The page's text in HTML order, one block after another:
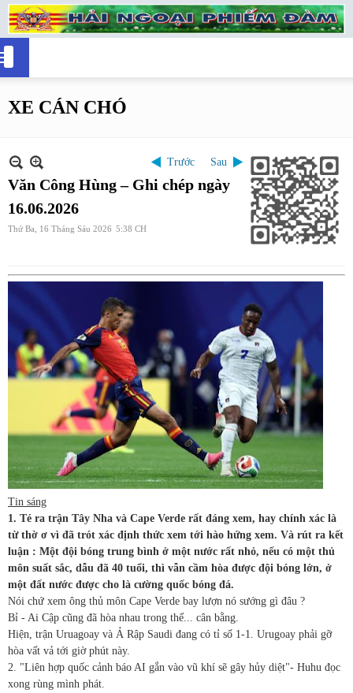
XE CÁN CHÓ
Trước Sau
Văn Công Hùng – Ghi chép ngày
16.06.2026
Thứ Ba, 16 Tháng Sáu 2026 5:38 CH
Tin sáng
1. Té ra trận Tây Nha và Cape Verde rất đáng xem, hay chính xác là
từ thờ ơ vì đã trót xác định thức xem tới hào hứng xem. Và rút ra kết
luận : Một đội bóng trung bình ở một nước rất nhỏ, nếu có một thủ
môn suất sắc, dẫu đã 40 tuổi, thì vẫn cầm hòa được đội bóng lớn, ở
một đất nước được cho là cường quốc bóng đá.
Nói chứ xem ông thủ môn Cape Verde bay lượn nó sướng gì đâu ?
Bỉ - Ai Cập cũng đã hòa nhau trong thế... cân bằng.
Hiện, trận Uruagoay và Ả Rập Saudi đang có tỉ số 1-1. Urugoay phải gỡ
hòa vất vả tới giờ phút này.
2. "Liên hợp quốc cảnh báo AI gắn vào vũ khí sẽ gây hủy diệt"- Huhu đọc
xong rùng mình phát.